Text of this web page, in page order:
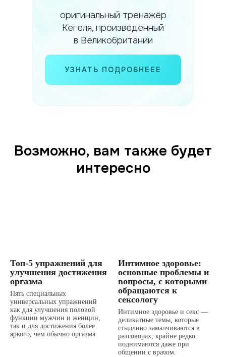
оригинальный тренажёр
Кегеля, произведенный
в Великобритании
УЗНАТЬ ПОДРОБНЕЕЕ
Возможно, вам также будет
интересно
Топ-5 упражнений для
улучшения достижения
оргазма
Пять специальных
универсальных упражнений
как для улучшения половой
функции мужчин и женщин,
так и для достижения более
яркого, чем обычно оргазма.
Интимное здоровье:
основные проблемы и
вопросы, с которыми
обращаются к
сексологу
Интимное здоровье и секс —
деликатные темы, которые
стыдливо замалчиваются в
разговорах, крайне редко
поднимаются даже при
общении с врачом.